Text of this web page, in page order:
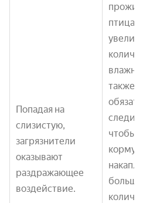
Попадая на
слизистую,
загрязнители
оказывают
раздражающее
воздействие.
птица,
также
чтобы в